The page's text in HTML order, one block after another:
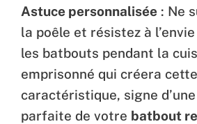
Astuce personnalisée : Ne
la poêle et résistez à l’envie
les batbouts pendant la
emprisonné qui créera
caractéristique, signe
parfaite de votre batbout